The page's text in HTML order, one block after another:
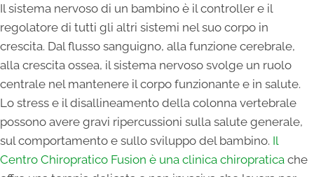
Il sistema nervoso di un bambino è il controller e il
regolatore di tutti gli altri sistemi nel suo corpo in
crescita. Dal flusso sanguigno, alla funzione cerebrale,
alla crescita ossea, il sistema nervoso svolge un ruolo
centrale nel mantenere il corpo funzionante e in salute.
Lo stress e il disallineamento della colonna vertebrale
possono avere gravi ripercussioni sulla salute generale,
sul comportamento e sullo sviluppo del bambino. Il
Centro Chiropratico Fusion è una clinica chiropratica che